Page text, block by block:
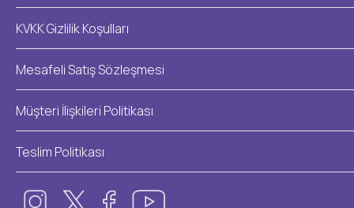
KVKK Gizlilik Koşulları
Mesafeli Satış Sözleşmesi
Müşteri İlişkileri Politikası
Teslim Politikası